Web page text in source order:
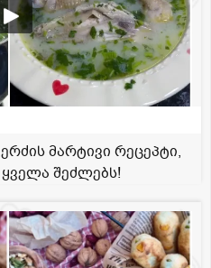
მარტივი რეცეპტი,
შეძლებს!